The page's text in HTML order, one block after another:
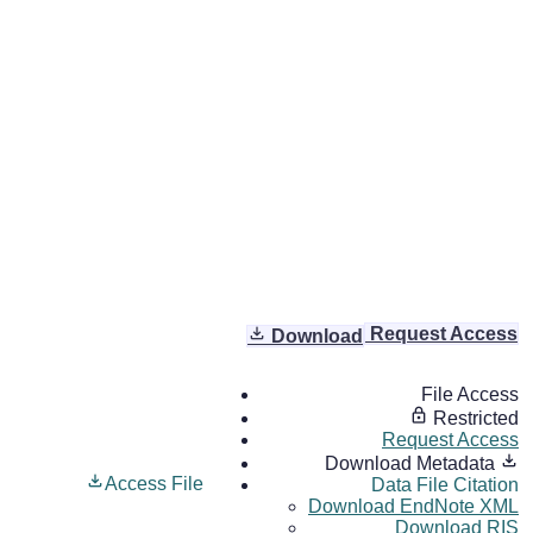
Download Request Access
Access File
File Access
Restricted
Request Access
Download Metadata
Data File Citation
Download EndNote XML
Download RIS